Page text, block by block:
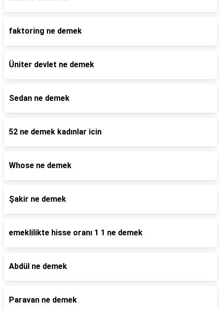
faktoring ne demek
Üniter devlet ne demek
Sedan ne demek
52 ne demek kadınlar icin
Whose ne demek
Şakir ne demek
emeklilikte hisse oranı 1 1 ne demek
Abdül ne demek
Paravan ne demek